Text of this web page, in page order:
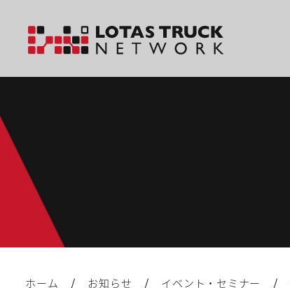
ホーム / お知らせ / イベント・セミナー /